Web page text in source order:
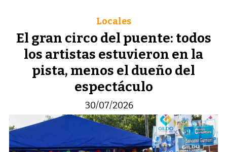
El gran circo del puente: todos
los artistas estuvieron en la
pista, menos el dueño del
espectáculo
Locales
30/07/2026